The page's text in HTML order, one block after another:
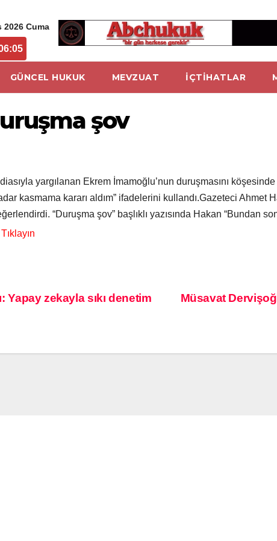
2026 Cuma
AM
GÜNCEL HUKUK MEVZUAT İÇTİHATLAR
şov
yargılanan Ekrem İmamoğlu’nun duruşmasını
kasmama kararı aldım” ifadelerini kullandı.Gazeteci Ahmet
“Duruşma şov” başlıklı yazısında Hakan “Bundan
Müsavat
Yapay zekayla sıkı denetim